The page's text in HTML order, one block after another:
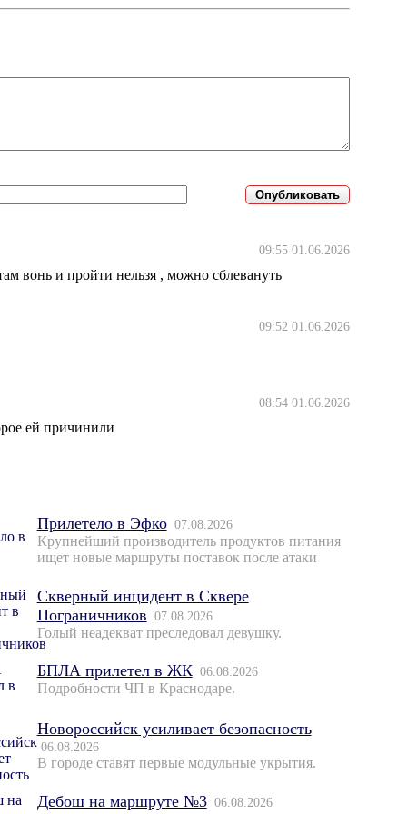
09:55 01.06.2026
вонь и пройти нельзя , можно сблевануть
09:52 01.06.2026
08:54 01.06.2026
ей причинили
Прилетело в Эфко 07.08.2026
Крупнейший производитель продуктов питания
ищет новые маршруты поставок после атаки
Скверный инцидент в Сквере
Пограничников 07.08.2026
Голый неадекват преследовал девушку.
БПЛА прилетел в ЖК 06.08.2026
Подробности ЧП в Краснодаре.
Новороссийск усиливает безопасность
06.08.2026
В городе ставят первые модульные укрытия.
Дебош на маршруте №3 06.08.2026